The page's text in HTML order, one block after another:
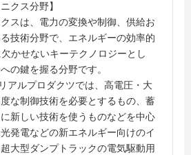
クス分野】
スは、電力の変換や制御、供給お
技術分野で、エネルギーの効率的
かせないキーテクノロジーとし
の鍵を握る分野です。
アルプロダクツでは、高電圧・大
な制御技術を必要とするもの、蓄
新しい技術を使うものなどを中心
発電などの新エネルギー向けのイ
大型ダンプトラックの電気駆動用